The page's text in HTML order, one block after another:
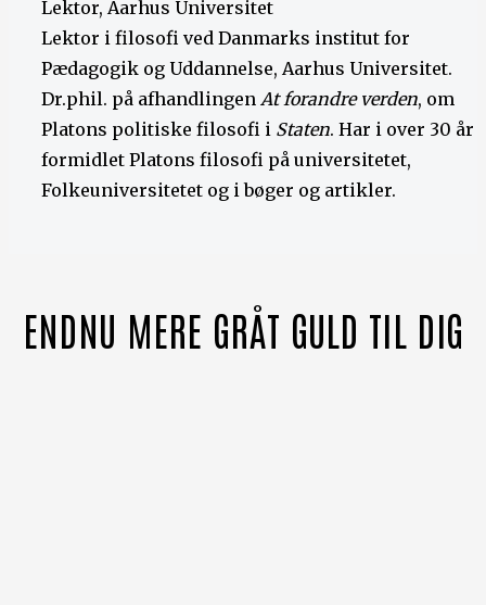
Lektor, Aarhus Universitet
Lektor i filosofi ved Danmarks institut for
Pædagogik og Uddannelse, Aarhus Universitet.
Dr.phil. på afhandlingen At forandre verden, om
Platons politiske filosofi i Staten. Har i over 30 år
formidlet Platons filosofi på universitetet,
Folkeuniversitetet og i bøger og artikler.
ENDNU MERE GRÅT GULD TIL DIG